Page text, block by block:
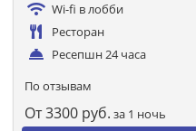
Wi-fi в лобби
Ресторан
Ресепшн 24 часа
По отзывам
От3300 руб. за 1 ночь